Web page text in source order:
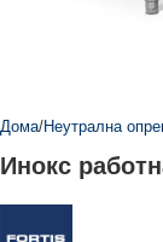
Дома Неутрална
Инокс